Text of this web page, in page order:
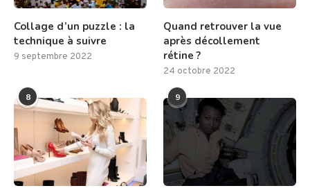
Collage d’un puzzle : la
technique à suivre
9 septembre 2022
Quand retrouver la vue
après décollement
rétine ?
24 octobre 2022
8 9